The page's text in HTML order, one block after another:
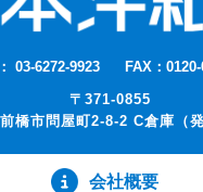
03-6272-9923
FAX：
〒371-0855
橋市問屋町2-8-2 C倉庫（発
会社概要